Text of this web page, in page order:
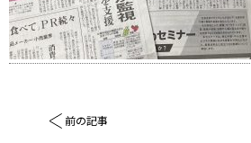
前の記事